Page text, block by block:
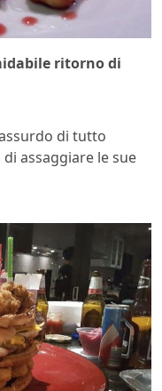
ritorno di
di tutto
assaggiare le sue